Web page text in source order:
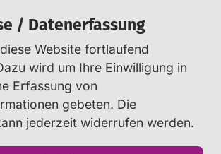
/ Datenerfassung
Website fortlaufend
wird um Ihre Einwilligung in
Erfassung von
gebeten. Die
jederzeit widerrufen werden.
... Glossar